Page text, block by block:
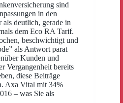
sind
in den
als deutlich, gerade in
dem Eco RA Tarif.
beschwichtigt und
als Antwort parat
Kunden und
Vergangenheit bereits
diese Beiträge
Axa Vital mit 34%
– was Sie als